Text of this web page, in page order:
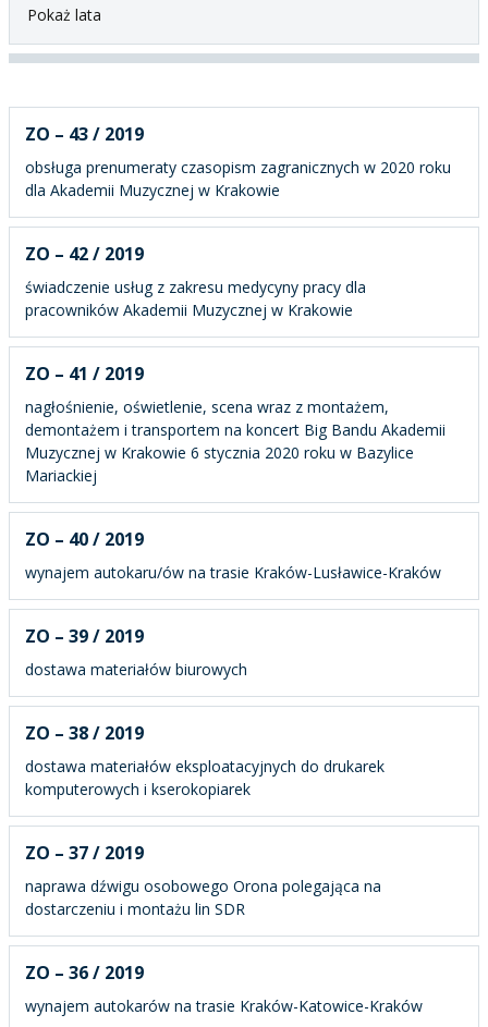
Pokaż lata
ZO – 43 / 2019
obsługa prenumeraty czasopism zagranicznych w 2020 roku
dla Akademii Muzycznej w Krakowie
ZO – 42 / 2019
świadczenie usług z zakresu medycyny pracy dla
pracowników Akademii Muzycznej w Krakowie
ZO – 41 / 2019
nagłośnienie, oświetlenie, scena wraz z montażem,
demontażem i transportem na koncert Big Bandu Akademii
Muzycznej w Krakowie 6 stycznia 2020 roku w Bazylice
Mariackiej
ZO – 40 / 2019
wynajem autokaru/ów na trasie Kraków-Lusławice-Kraków
ZO – 39 / 2019
dostawa materiałów biurowych
ZO – 38 / 2019
dostawa materiałów eksploatacyjnych do drukarek
komputerowych i kserokopiarek
ZO – 37 / 2019
naprawa dźwigu osobowego Orona polegająca na
dostarczeniu i montażu lin SDR
ZO – 36 / 2019
wynajem autokarów na trasie Kraków-Katowice-Kraków